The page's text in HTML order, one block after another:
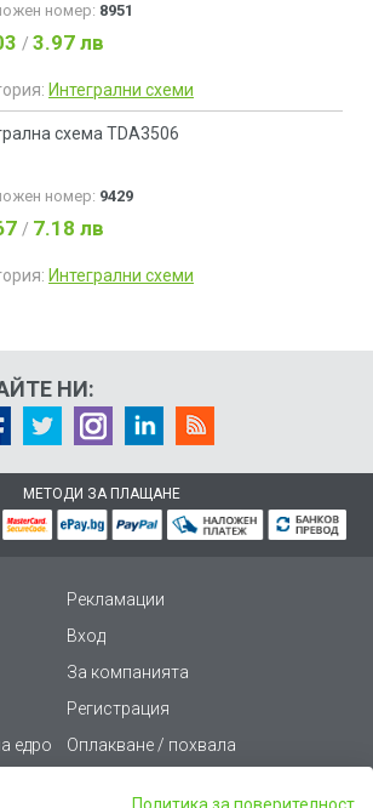
номер: 8951
/ 3.97 лв
Интегрални схеми
схема TDA3506
номер: 9429
/ 7.18 лв
Интегрални схеми
НИ:
МЕТОДИ ЗА ПЛАЩАНЕ
Рекламации
Вход
За компанията
Регистрация
едро
Оплакване / похвала
Политика за поверителност